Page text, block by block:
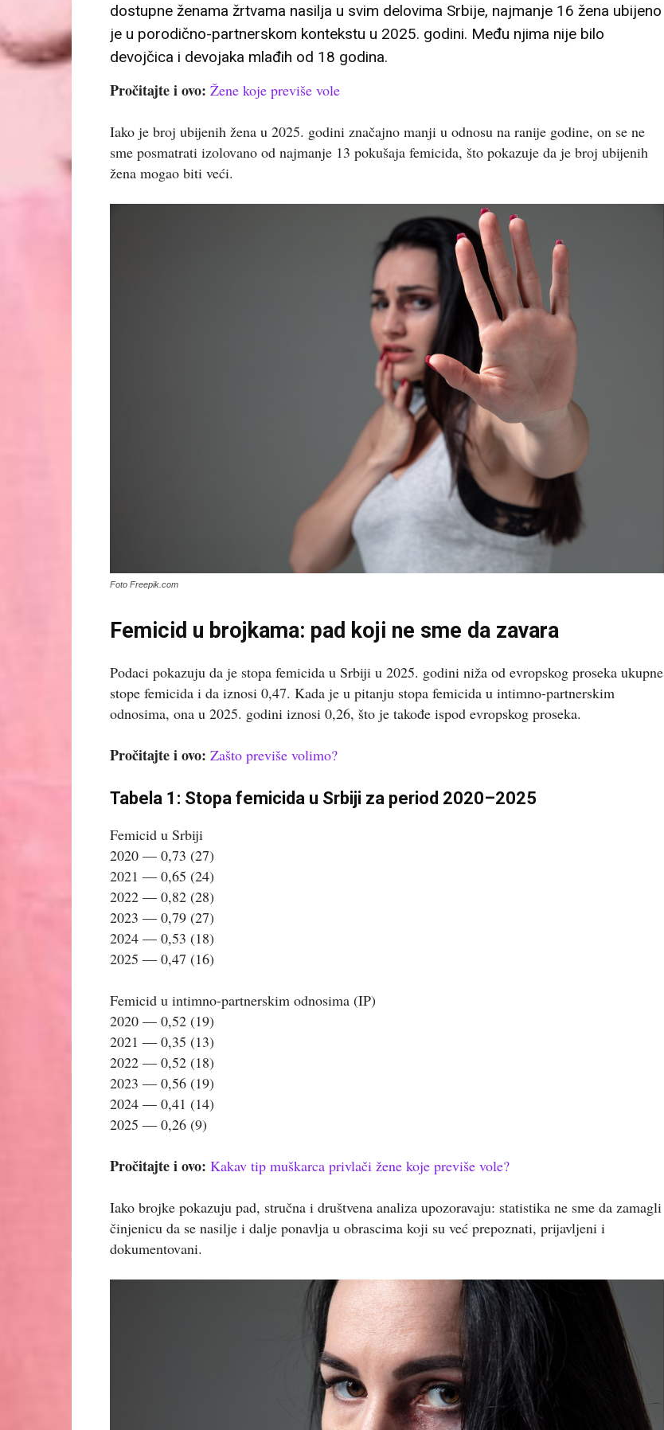
dostupne ženama žrtvama nasilja u svim delovima Srbije, najmanje 16 žena ubijeno
je u porodično-partnerskom kontekstu u 2025. godini. Među njima nije bilo
devojčica i devojaka mlađih od 18 godina.
Pročitajte i ovo: Žene koje previše vole
Iako je broj ubijenih žena u 2025. godini značajno manji u odnosu na ranije godine, on se ne
sme posmatrati izolovano od najmanje 13 pokušaja femicida, što pokazuje da je broj ubijenih
žena mogao biti veći.
Foto Freepik.com
Femicid u brojkama: pad koji ne sme da zavara
Podaci pokazuju da je stopa femicida u Srbiji u 2025. godini niža od evropskog proseka ukupne
stope femicida i da iznosi 0,47. Kada je u pitanju stopa femicida u intimno-partnerskim
odnosima, ona u 2025. godini iznosi 0,26, što je takođe ispod evropskog proseka.
Pročitajte i ovo: Zašto previše volimo?
Tabela 1: Stopa femicida u Srbiji za period 2020–2025
Femicid u Srbiji
2020 — 0,73 (27)
2021 — 0,65 (24)
2022 — 0,82 (28)
2023 — 0,79 (27)
2024 — 0,53 (18)
2025 — 0,47 (16)
Femicid u intimno-partnerskim odnosima (IP)
2020 — 0,52 (19)
2021 — 0,35 (13)
2022 — 0,52 (18)
2023 — 0,56 (19)
2024 — 0,41 (14)
2025 — 0,26 (9)
Pročitajte i ovo: Kakav tip muškarca privlači žene koje previše vole?
Iako brojke pokazuju pad, stručna i društvena analiza upozoravaju: statistika ne sme da zamagli
činjenicu da se nasilje i dalje ponavlja u obrascima koji su već prepoznati, prijavljeni i
dokumentovani.